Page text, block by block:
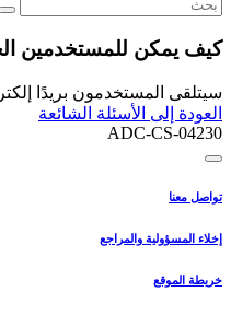
كيف يمكن للمستخدمين
سيتلقى المستخدمون بريدًا
العودة إلى الأسئلة الشائعة
ADC-CS-04230
تواصل معنا
إخلاء المسؤولية والمراجع
خريطة الموقع